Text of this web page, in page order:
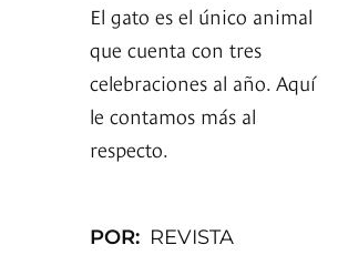
El gato es el único animal
que cuenta con tres
celebraciones al año. Aquí
le contamos más al
respecto.
POR: REVISTA